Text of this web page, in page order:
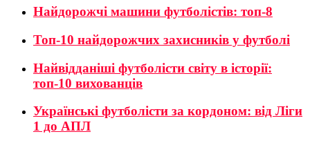
Найдорожчі машини футболістів: топ-8
Топ-10 найдорожчих захисників у футболі
Найвідданіші футболісти світу в історії:
топ-10 вихованців
Українські футболісти за кордоном: від Ліги
1 до АПЛ